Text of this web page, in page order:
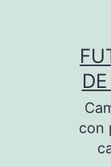
con